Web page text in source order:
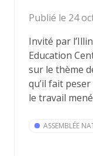
Publié le 24
Invité par
Education
sur le thème
qu’il fait
le travail
ASSEMBLÉE